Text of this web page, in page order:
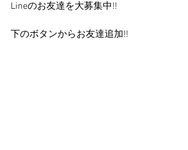
Lineのお友達を大募集中!!
下のボタンからお友達追加!!